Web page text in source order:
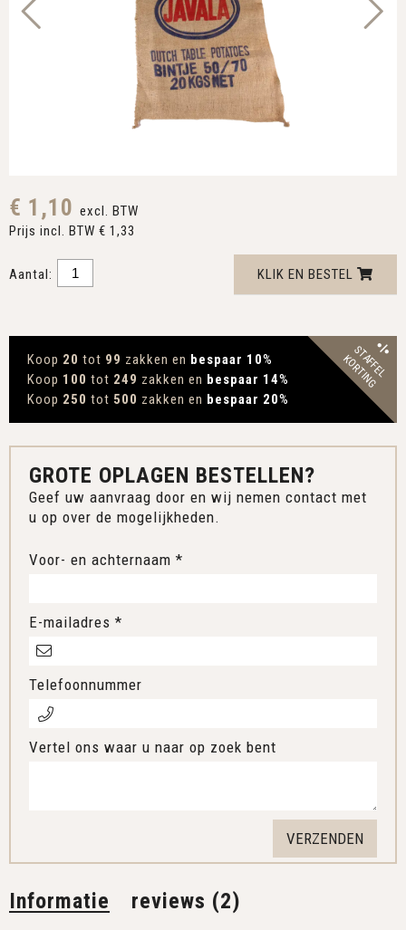
Informatie reviews (2)
€ 1,10 excl. BTW
Prijs incl. BTW € 1,33
Aantal: KLIK EN BESTEL
Koop 20 tot 99 zakken en bespaar 10%
Koop 100 tot 249 zakken en bespaar 14%
Koop 250 tot 500 zakken en bespaar 20%
STAFFEL
KORTING
GROTE OPLAGEN BESTELLEN?
Geef uw aanvraag door en wij nemen contact met
u op over de mogelijkheden.
Voor- en achternaam *
E-mailadres *
Telefoonnummer
Vertel ons waar u naar op zoek bent